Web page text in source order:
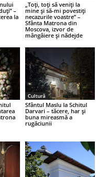
–
la
„Toți, toți să veniți la
mine și să-mi povestiți
necazurile voastre” –
Sfânta Matrona din
Moscova, izvor de
mângâiere și nădejde
Cultură
Sfântul Maslu la Schitul
Darvari – tăcere, har și
buna mireasmă a
rugăciunii